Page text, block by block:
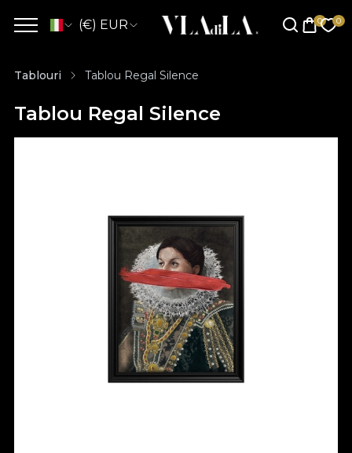
(€) EUR
Tablouri Tablou Regal Silence
Tablou Regal Silence